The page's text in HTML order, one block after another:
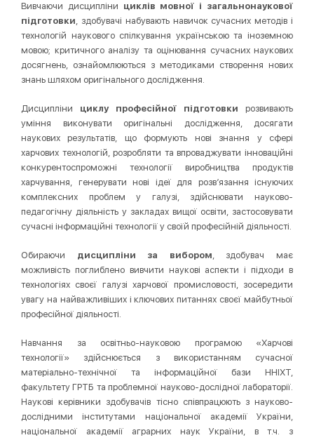
Вивчаючи дисципліни циклів мовної і загальнонаукової
підготовки, здобувачі набувають навичок сучасних методів і
технологій наукового спілкування українською та іноземною
мовою; критичного аналізу та оцінювання сучасних наукових
досягнень, ознайомлюються з методиками створення нових
знань шляхом оригінального дослідження.
Дисципліни циклу професійної підготовки розвивають
уміння виконувати оригінальні дослідження, досягати
наукових результатів, що формують нові знання у сфері
харчових технологій, розробляти та впроваджувати інноваційні
конкурентоспроможні технології виробництва продуктів
харчування, генерувати нові ідеї для розв’язання існуючих
комплексних проблем у галузі, здійснювати науково-
педагогічну діяльність у закладах вищої освіти, застосовувати
сучасні інформаційні технології у своїй професійній діяльності.
Обираючи дисципліни за вибором, здобувач має
можливість поглиблено вивчити наукові аспекти і підходи в
технологіях своєї галузі харчової промисловості, зосередити
увагу на найважливіших і ключових питаннях своєї майбутньої
професійної діяльності.
Навчання за освітньо-науковою програмою «Харчові
технології» здійснюється з використанням сучасної
матеріально-технічної та інформаційної бази ННІХТ,
факультету ГРТБ та проблемної науково-дослідної лабораторії.
Наукові керівники здобувачів тісно співпрацюють з науково-
дослідними інститутами національної академії України,
національної академії аграрних наук України, в т.ч. з